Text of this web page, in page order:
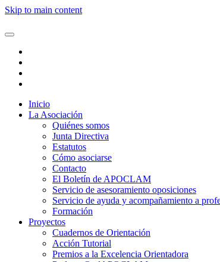
Skip to main content
Inicio
La Asociación
Quiénes somos
Junta Directiva
Estatutos
Cómo asociarse
Contacto
El Boletín de APOCLAM
Servicio de asesoramiento oposiciones
Servicio de ayuda y acompañamiento a
Formación
Proyectos
Cuadernos de Orientación
Acción Tutorial
Premios a la Excelencia Orientadora